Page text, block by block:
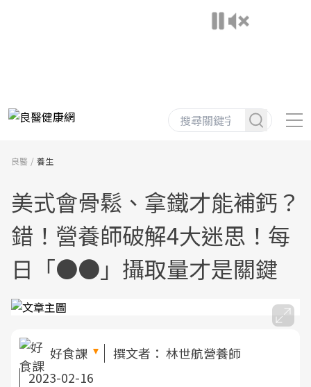
良醫 養生
美式會骨鬆、拿鐵才能補鈣？
錯！營養師破解4大迷思！每
日「●●」攝取量才是關鍵
好食課 撰文者： 林世航營養師
2023-02-16